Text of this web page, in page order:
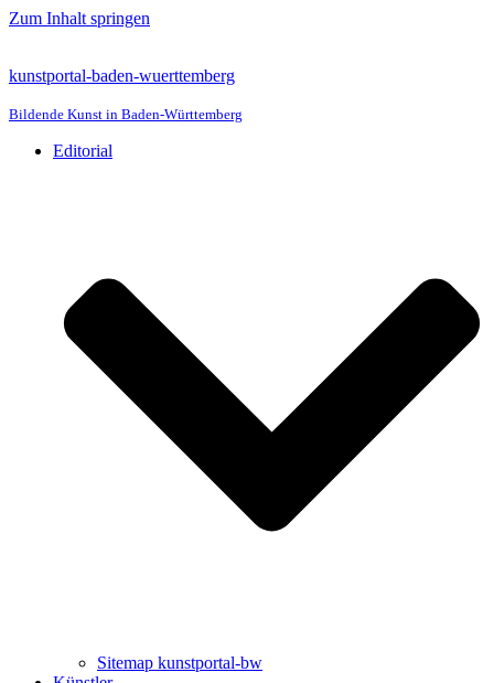
Zum Inhalt springen
kunstportal-baden-wuerttemberg
Bildende Kunst in Baden-Württemberg
Editorial
Sitemap kunstportal-bw